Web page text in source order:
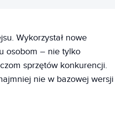
Wykorzystał nowe
osobom – nie tylko
sprzętów konkurencji.
nie w bazowej wersji